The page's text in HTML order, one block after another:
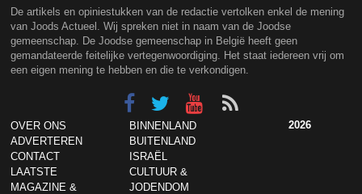
De artikels en opiniestukken van de redactie vertolken enkel de mening
van Joods Actueel. Wij spreken niet in naam van de Joodse
gemeenschap. De Joodse gemeenschap in België heeft geen
gemandateerde feitelijke vertegenwoordiging. Het staat iedereen vrij om
een eigen mening te hebben en die te verkondigen.
OVER ONS
ADVERTEREN
CONTACT
LAATSTE
MAGAZINE &
BINNENLAND
BUITENLAND
ISRAËL
CULTUUR &
JODENDOM
2026